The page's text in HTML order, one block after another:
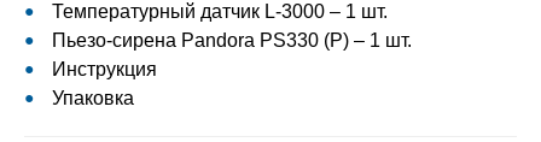
Температурный датчик L-3000 – 1 шт.
Пьезо-сирена Pandora PS330 (Р) – 1 шт.
Инструкция
Упаковка